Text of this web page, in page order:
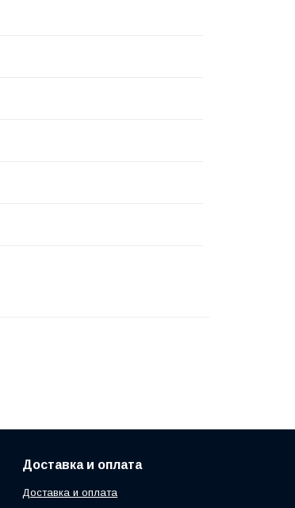
Доставка и оплата
Доставка и оплата